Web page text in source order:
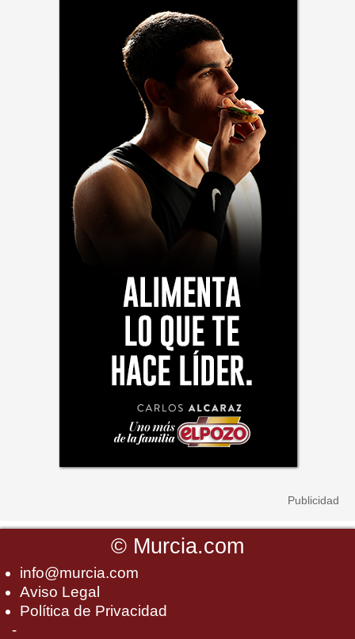
© Murcia.com
info@murcia.com
Aviso Legal
Política de Privacidad
-